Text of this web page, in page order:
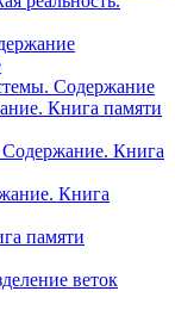
Содержание
Книга памяти
Книга
Книга
памяти
веток